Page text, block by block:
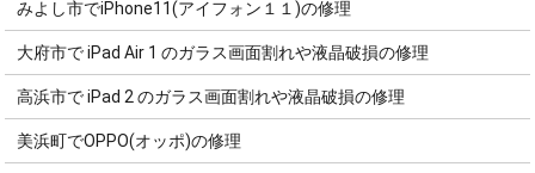
みよし市でiPhone11(アイフォン１１)の修理
大府市で iPad Air 1 のガラス画面割れや液晶破損の修理
高浜市で iPad 2 のガラス画面割れや液晶破損の修理
美浜町でOPPO(オッポ)の修理